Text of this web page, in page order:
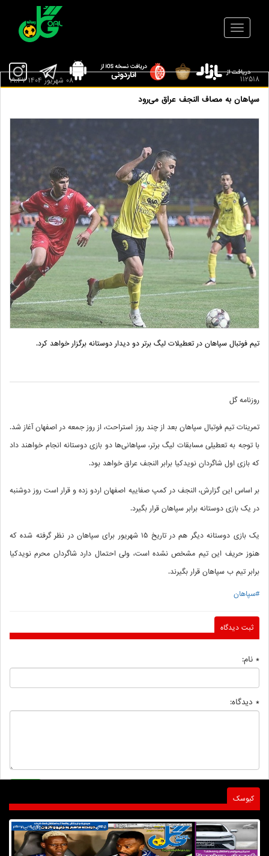
112518
سپاهان به مصاف النجف عراق می‌رود
08 شهريور 1404 19:47
تیم فوتبال سپاهان در تعطیلات لیگ برتر دو دیدار دوستانه برگزار خواهد کرد.
روزنامه گل
تمرینات تیم فوتبال سپاهان بعد از چند روز استراحت، از روز جمعه در اصفهان آغاز شد.
با توجه به تعطیلی مسابقات لیگ برتر، سپاهانی‌ها دو بازی دوستانه انجام خواهند داد
که بازی اول شاگردان نویدکیا برابر النجف عراق خواهد بود.
بر اساس این گزارش، النجف در کمپ صفاییه اصفهان اردو زده و قرار است روز دوشنبه
در یک بازی دوستانه برابر سپاهان قرار بگیرد.
یک بازی دوستانه دیگر هم در تاریخ 15 شهریور برای سپاهان در نظر گرفته شده که
هنوز حریف این تیم مشخص نشده است، ولی احتمال دارد شاگردان محرم نویدکیا
برابر تیم ب سپاهان قرار بگیرند.
#سپاهان
ثبت دیدگاه
* نام:
* دیدگاه:
کیوسک